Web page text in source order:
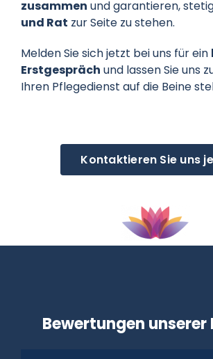
zusammen und garantieren,
und Rat zur Seite zu stehen.
Melden Sie sich jetzt bei uns für ein
Erstgespräch und lassen Sie uns
Ihren Pflegedienst auf die Beine
Kontaktieren Sie uns
Bewertungen unserer